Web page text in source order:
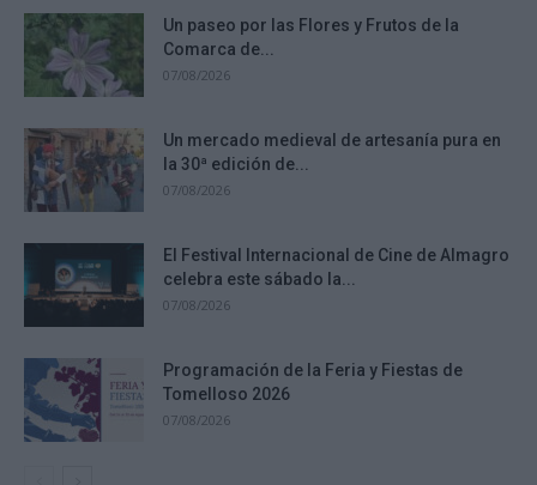
Un paseo por las Flores y Frutos de la
Comarca de...
07/08/2026
Un mercado medieval de artesanía pura en
la 30ª edición de...
07/08/2026
El Festival Internacional de Cine de Almagro
celebra este sábado la...
07/08/2026
Programación de la Feria y Fiestas de
Tomelloso 2026
07/08/2026